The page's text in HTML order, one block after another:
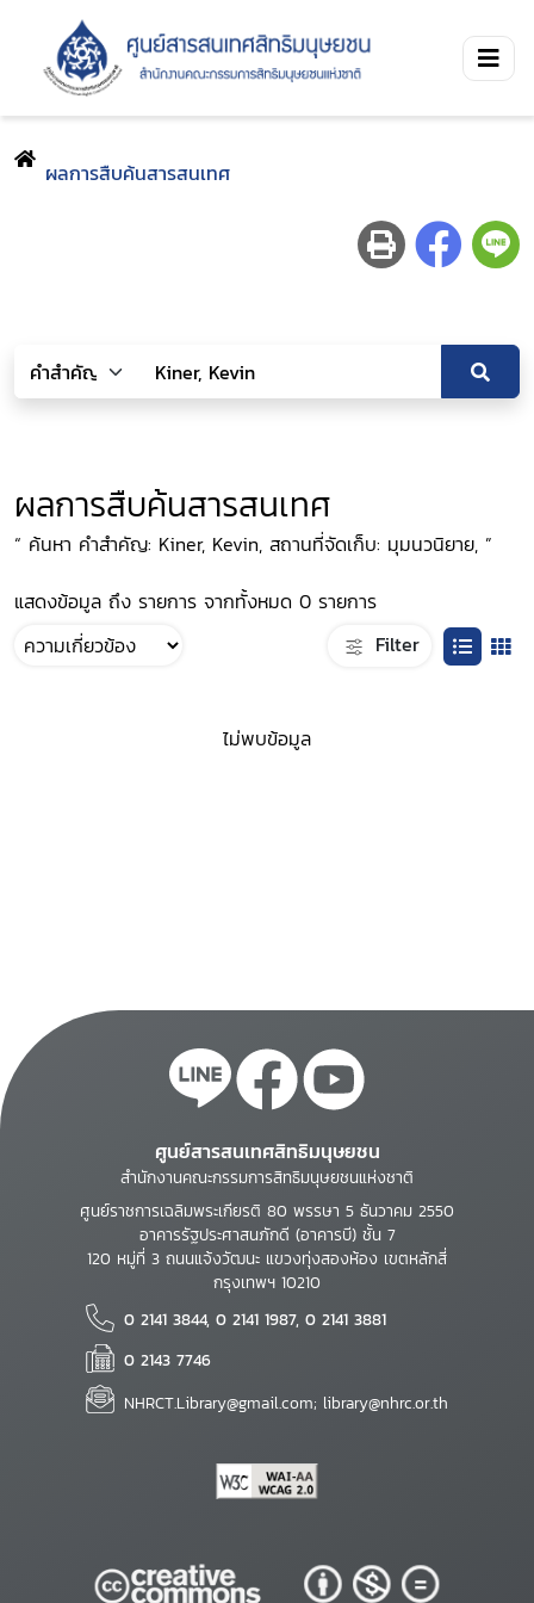
ผลการสืบค้นสารสนเทศ
ผลการสืบค้นสารสนเทศ
“ ค้นหา คำสำคัญ: Kiner, Kevin, สถานที่จัดเก็บ: มุมนวนิยาย, ”
แสดงข้อมูล ถึง รายการ จากทั้งหมด 0 รายการ
Filter
ไม่พบข้อมูล
ศูนย์สารสนเทศสิทธิมนุษยชน
สำนักงานคณะกรรมการสิทธิมนุษยชนแห่งชาติ
ศูนย์ราชการเฉลิมพระเกียรติ 80 พรรษา 5 ธันวาคม 2550
อาคารรัฐประศาสนภักดี (อาคารบี) ชั้น 7
120 หมู่ที่ 3 ถนนแจ้งวัฒนะ แขวงทุ่งสองห้อง เขตหลักสี่
กรุงเทพฯ 10210
0 2141 3844, 0 2141 1987, 0 2141 3881
0 2143 7746
NHRCT.Library@gmail.com; library@nhrc.or.th